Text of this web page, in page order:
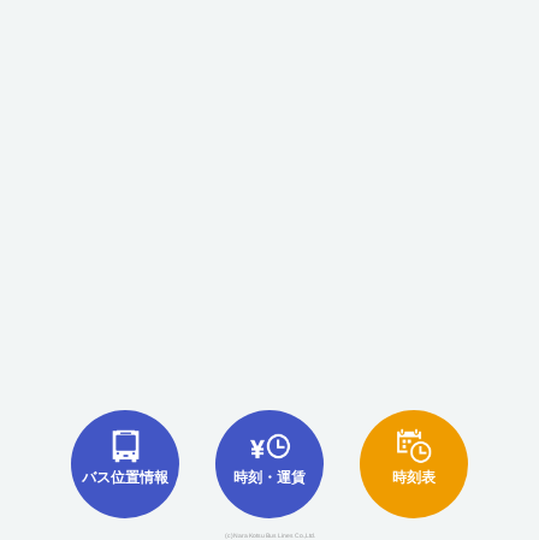
バス位置情報 時刻・運賃 時刻表
(c)Nara Kotsu Bus Lines Co.,Ltd.